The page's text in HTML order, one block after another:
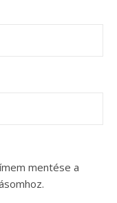
mentése a